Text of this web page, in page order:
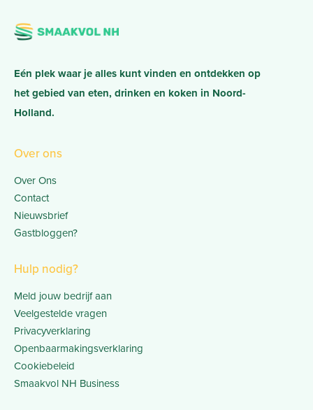
Eén plek waar je alles kunt vinden en ontdekken op
het gebied van eten, drinken en koken in Noord-
Holland.
Over ons
Over Ons
Contact
Nieuwsbrief
Gastbloggen?
Hulp nodig?
Meld jouw bedrijf aan
Veelgestelde vragen
Privacyverklaring
Openbaarmakingsverklaring
Cookiebeleid
Smaakvol NH Business